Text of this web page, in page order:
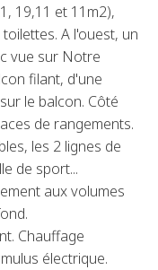
19,11 et 11m2),
A l'ouest, un
vue sur Notre
filant, d'une
le balcon. Côté
de rangements.
les 2 lignes de
de sport...
aux volumes
Chauffage
électrique.